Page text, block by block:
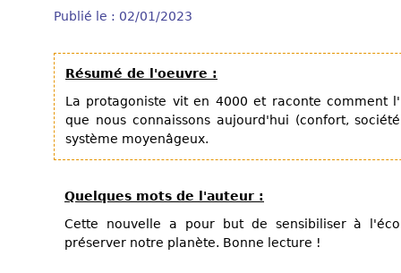
Publié le : 02/01/2023
Résumé de l'oeuvre :
La protagoniste vit en 4000 et raconte comment
que nous connaissons aujourd'hui (confort,
système moyenâgeux.
Quelques mots de l'auteur :
Cette nouvelle a pour but de sensibiliser à
préserver notre planète. Bonne lecture !